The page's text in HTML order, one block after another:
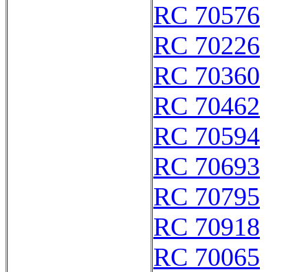
RC 70576
RC 70226
RC 70360
RC 70462
RC 70594
RC 70693
RC 70795
RC 70918
RC 70065